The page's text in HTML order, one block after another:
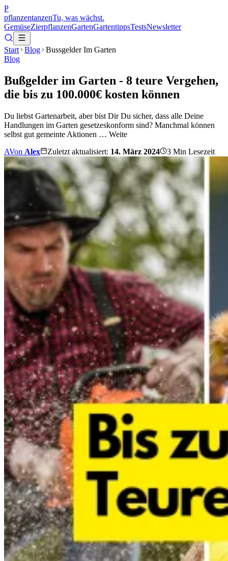
P
pflanzentanzenTu, was wächst.
GemüseZierpflanzenGartenGartentippsTestsNewsletter
Start Blog
Bussgelder Im Garten
Blog
Bußgelder im Garten - 8 teure Vergehen,
die bis zu 100.000€ kosten können
Du liebst Gartenarbeit, aber bist Dir Du sicher, dass alle Deine
Handlungen im Garten gesetzeskonform sind? Manchmal können
selbst gut gemeinte Aktionen … Weite
AVon Alex Zuletzt aktualisiert: 14. März 2024 3 Min Lesezeit